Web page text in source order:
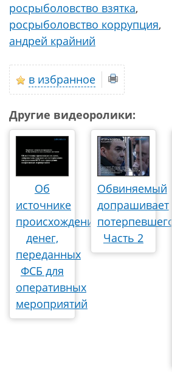
росрыболовство взятка,
росрыболовство коррупция,
андрей крайний
в избранное
Другие видеоролики:
Об
источнике
происхождения
денег,
переданных
ФСБ для
оперативных
мероприятий
Обвиняемый
допрашивает
потерпевшего.
Часть 2